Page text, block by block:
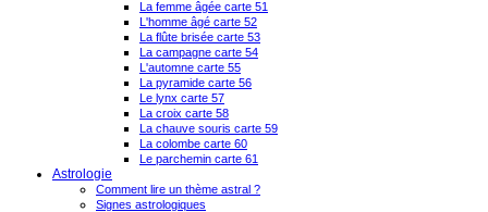
La femme âgée carte 51
L'homme âgé carte 52
La flûte brisée carte 53
La campagne carte 54
L'automne carte 55
La pyramide carte 56
Le lynx carte 57
La croix carte 58
La chauve souris carte 59
La colombe carte 60
Le parchemin carte 61
Astrologie
Comment lire un thème astral ?
Signes astrologiques